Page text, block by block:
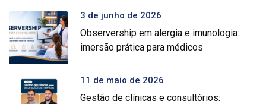
3 de junho de 2026
Observership em alergia e imunologia:
imersão prática para médicos
11 de maio de 2026
Gestão de clínicas e consultórios: